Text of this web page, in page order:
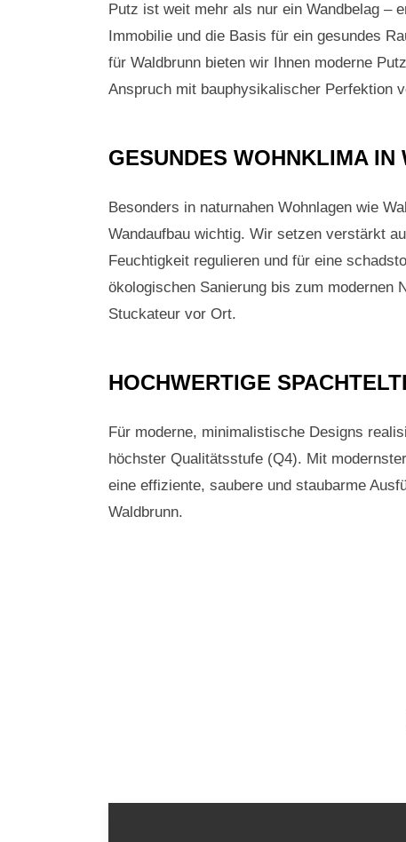
Putz ist weit mehr als nur ein Wandbelag –
Immobilie und die Basis für ein gesundes
für Waldbrunn bieten wir Ihnen moderne
Anspruch mit bauphysikalischer Perfektion
GESUNDES WOHNKLIMA IN
Besonders in naturnahen Wohnlagen wie
Wandaufbau wichtig. Wir setzen verstärkt
Feuchtigkeit regulieren und für eine
ökologischen Sanierung bis zum modernen
Stuckateur vor Ort.
HOCHWERTIGE
Für moderne, minimalistische Designs
höchster Qualitätsstufe (Q4). Mit
eine effiziente, saubere und staubarme
Waldbrunn.